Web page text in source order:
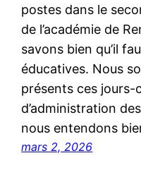
postes dans le
de l’académie de
savons bien qu’il
éducatives. Nous
présents ces jours-
d’administration
nous entendons
mars 2, 2026